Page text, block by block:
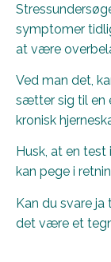
symptomer
at være
Ved man det,
sætter sig til en
kronisk
Husk, at en
kan pege i
Kan du svare
det være et